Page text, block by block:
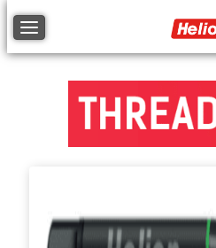
Toggle navigation